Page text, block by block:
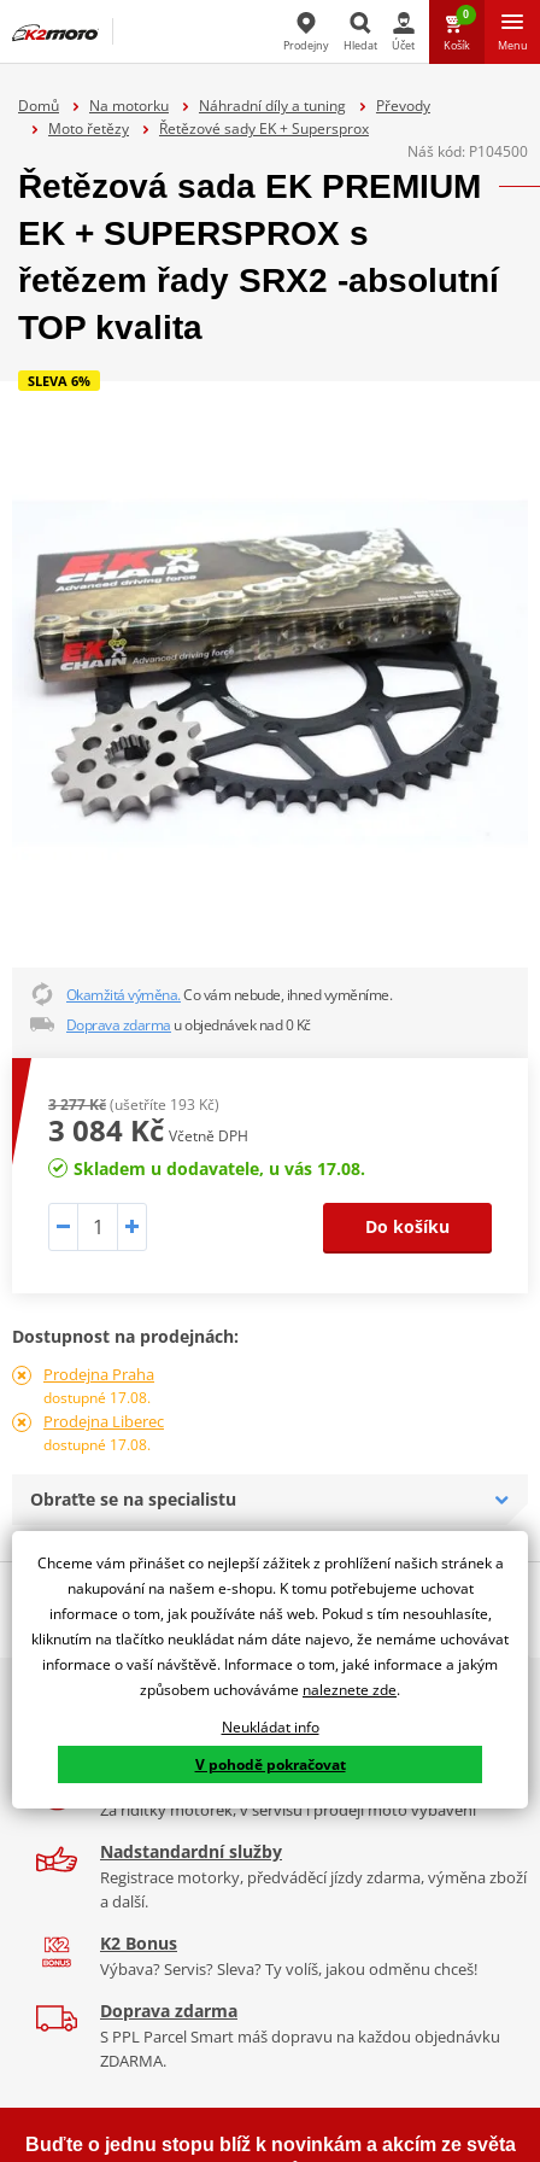
Prodejny Hledat Účet
0
Košík Menu
Domů Na motorku Náhradní díly a tuning
Převody
Moto řetězy
Řetězové sady EK + Supersprox
Náš kód: P104500
Řetězová sada EK PREMIUM
EK + SUPERSPROX s
řetězem řady SRX2 -absolutní
TOP kvalita
SLEVA 6%
Okamžitá výměna.Co vám nebude, ihned vyměníme.
Doprava zdarma u objednávek nad 0 Kč
3 277 Kč(ušetříte 193 Kč)
3 084 Kč Včetně DPH
Skladem u dodavatele, u vás 17.08.
Do košíku
Dostupnost na prodejnách:
Prodejna Praha
dostupné 17.08.
Prodejna Liberec
dostupné 17.08.
Obraťte se na specialistu
Popis a parametry
Jsme autorizovaný
dealer značky EK + SUPERSPROX
Řetězová sada - Řetěz EK, řada SRX2, těsněný QX-kroužkem.
Ocelové kolečko a rozeta SUPERSPROX.
Řetěz 520 SRX2
tím, že má jako jediný na trhu ZST (samozřejmě kromě typu MVXZ).
Typické motorky: Honda NC 750S, Kawasaki KLR 650, KTM 690
Enduro/Duke, zároveň se šikne pro sportovní endura a závody
Řada SRX
střední třída, ze které si vybere prakticky každý, prakticky pro
každou motorku, včetně závodních mašin, čtyřkolek. Má QX
2x multibrand showroom
9 značek motocyklů, servis, oblečení, doplňky i náhradní
díly, to vše v Praze a Liberci
Více než 30 let zkušeností
Za řídítky motorek, v servisu i prodeji moto vybavení
Nadstandardní služby
Registrace motorky, předváděcí jízdy zdarma, výměna zboží
a další.
K2 Bonus
Výbava? Servis? Sleva? Ty volíš, jakou odměnu chceš!
Doprava zdarma
S PPL Parcel Smart máš dopravu na každou objednávku
ZDARMA.
Buďte o jednu stopu blíž k novinkám a akcím ze světa
Chceme vám přinášet co nejlepší zážitek z prohlížení našich stránek a
nakupování na našem e-shopu. K tomu potřebujeme uchovat
informace o tom, jak používáte náš web. Pokud s tím nesouhlasíte,
kliknutím na tlačítko neukládat nám dáte najevo, že nemáme uchovávat
informace o vaší návštěvě. Informace o tom, jaké informace a jakým
způsobem uchováváme naleznete zde.
Neukládat info
V pohodě pokračovat